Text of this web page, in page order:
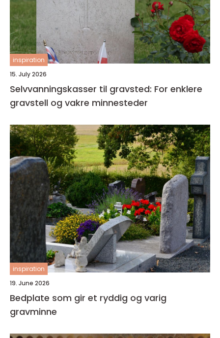
inspiration
15. July 2026
Selvvanningskasser til gravsted: For enklere
gravstell og vakre minnesteder
inspiration
19. June 2026
Bedplate som gir et ryddig og varig
gravminne